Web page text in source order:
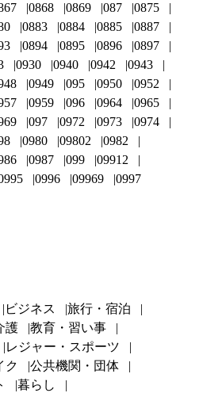
0868 0869 087
0875
0883 0884 0885
0887
0894 0895 0896
0897
0930 0940 0942
0943
0949 095 0950
0952
0959 096 0964
0965
097 0972 0973
0974
0980 09802
0982
0987 099
09912
0996 09969 0997
ビジネス
旅行・宿泊
護
教育・習い事
レジャー・スポーツ
ク
公共機関・団体
暮らし